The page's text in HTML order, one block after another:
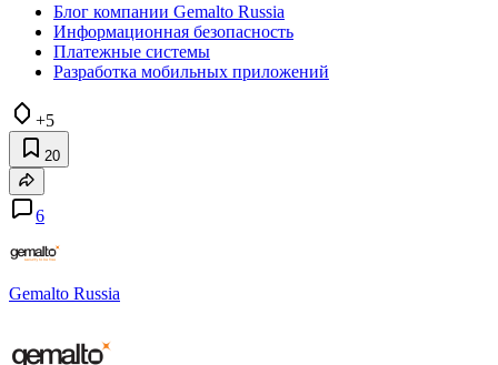
Блог компании Gemalto Russia
Информационная безопасность
Платежные системы
Разработка мобильных приложений
+5
20
6
Gemalto Russia